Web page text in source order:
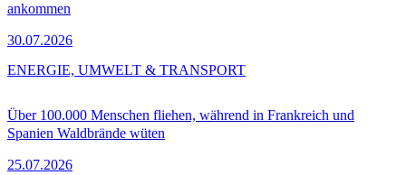
ankommen
30.07.2026
Über 100.000 Menschen fliehen, während in Frankreich und
Spanien Waldbrände wüten
25.07.2026
ENERGIE, UMWELT & TRANSPORT